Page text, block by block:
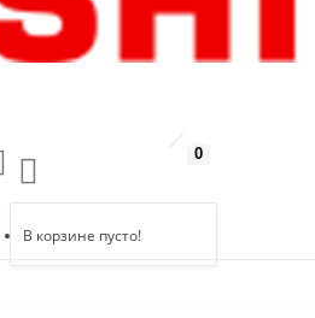
0
В корзине пусто!